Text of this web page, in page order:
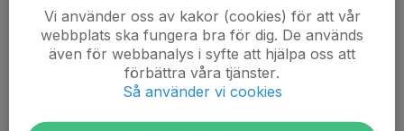
Ålder 8 år
Vi använder oss av kakor (cookies) för att vår
webbplats ska fungera bra för dig. De används
även för webbanalys i syfte att hjälpa oss att
förbättra våra tjänster.
Så använder vi cookies